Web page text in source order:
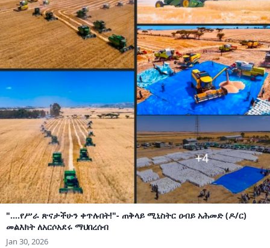
"....የሥራ ጽናታችሁን ቀጥሉበት!"- ጠቅላይ ሚኒስትር ዐብይ አሕመድ (ዶ/ር)
መልእክት ለአርሶአደሩ ማህበረሰብ
Jan 30, 2026